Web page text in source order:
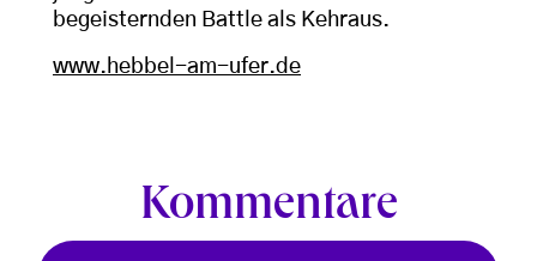
begeisternden Battle als Kehraus.
www.hebbel-am-ufer.de
Kommentare